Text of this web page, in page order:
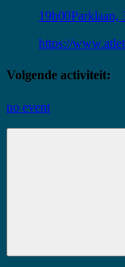
19h00Parklaan,
https://
Volgende activiteit:
no event